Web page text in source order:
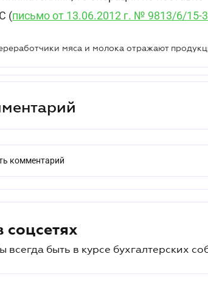
(письмо от 13.06.2012 г. № 9813/6/15-
комментарий
соцсетях
быть в курсе бухгалтерских